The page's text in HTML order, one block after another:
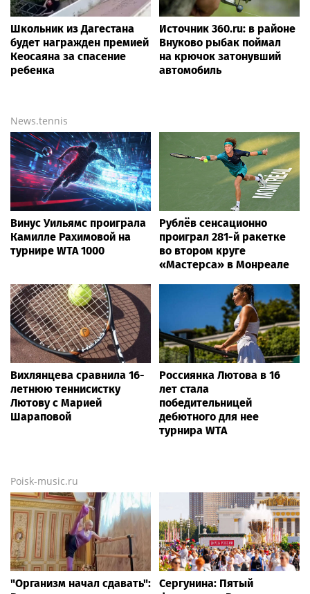
Гастроэнтеролог Садыков
объяснил, как сахар в
рационе ускоряет
изнашивание тканей
Радио ЭНЕРДЖИ (NRG)
собирает команду на Tour
de Russie в Петербурге
Bigpot.news
Формулу безопасности
показал спецназ
Росгвардии юным
динамовцам
Свердловской области
Росавиация сообщила о
введении ограничений на
полеты в Домодедово
Кеосаяна за спасение
ребенка
автомобиль
News.tennis